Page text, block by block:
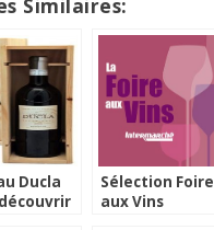
Similaires:
Ducla
Sélection Foire
aux Vins